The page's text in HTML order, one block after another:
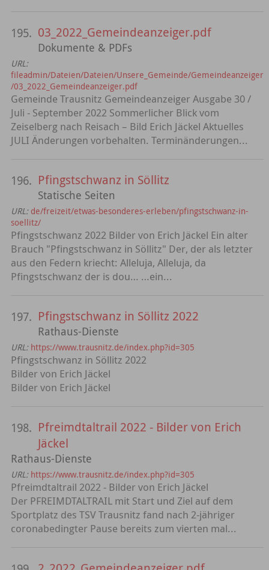
195. 03_2022_Gemeindeanzeiger.pdf
Dokumente & PDFs
URL:
fileadmin/Dateien/Dateien/Unsere_Gemeinde/Gemeindeanzeiger
/03_2022_Gemeindeanzeiger.pdf
Gemeinde Trausnitz Gemeindeanzeiger Ausgabe 30 /
Juli - September 2022 Sommerlicher Blick vom
Zeiselberg nach Reisach – Bild Erich Jäckel Aktuelles
JULI Änderungen vorbehalten. Terminänderungen...
196. Pfingstschwanz in Söllitz
Statische Seiten
URL: de/freizeit/etwas-besonderes-erleben/pfingstschwanz-in-
soellitz/
Pfingstschwanz 2022 Bilder von Erich Jäckel Ein alter
Brauch "Pfingstschwanz in Söllitz" Der, der als letzter
aus den Federn kriecht: Alleluja, Alleluja, da
Pfingstschwanz der is dou… …ein...
197. Pfingstschwanz in Söllitz 2022
Rathaus-Dienste
URL: https://www.trausnitz.de/index.php?id=305
Pfingstschwanz in Söllitz 2022
Bilder von Erich Jäckel
Bilder von Erich Jäckel
198. Pfreimdtaltrail 2022 - Bilder von Erich
Jäckel
Rathaus-Dienste
URL: https://www.trausnitz.de/index.php?id=305
Pfreimdtaltrail 2022 - Bilder von Erich Jäckel
Der PFREIMDTALTRAIL mit Start und Ziel auf dem
Sportplatz des TSV Trausnitz fand nach 2-jähriger
coronabedingter Pause bereits zum vierten mal...